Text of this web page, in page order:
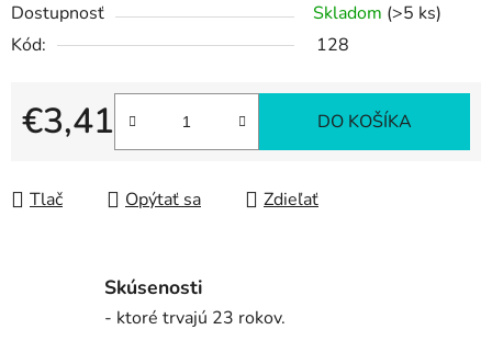
Dostupnosť Skladom (>5 ks)
Kód:
128
€3,41
Jednotková cena:
DO KOŠÍKA
Tlač Opýtať sa Zdieľať
Skúsenosti
- ktoré trvajú 23 rokov.